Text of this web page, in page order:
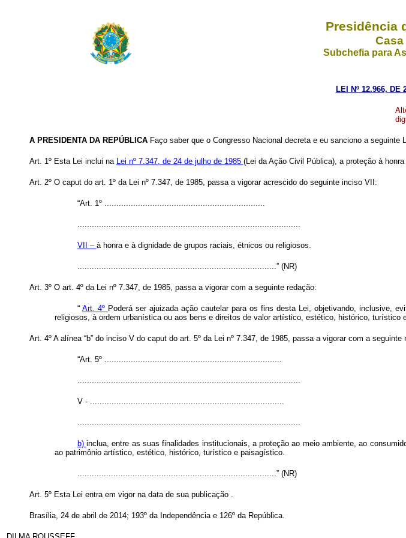
Presidência
Casa
Subchefia para
LEI Nº 12.966, DE
A PRESIDENTA DA REPÚBLICA Faço saber que o Congresso Nacional decreta e eu sanciono a seguinte
Art. 1º Esta Lei inclui na Lei nº 7.347, de 24 de julho de 1985 (Lei da Ação Civil Pública), a proteção à
Art. 2º O caput do art. 1º da Lei nº 7.347, de 1985, passa a vigorar acrescido do seguinte inciso VII:
“Art. 1º ...................................................................
VII – à honra e à dignidade de grupos raciais, étnicos ou religiosos.
...................................................................................” (NR)
Art. 3º O art. 4º da Lei nº 7.347, de 1985, passa a vigorar com a seguinte redação:
“ Art. 4º Poderá ser ajuizada ação cautelar para os fins desta Lei, objetivando, inclusive,
religiosos, à ordem urbanística ou aos bens e direitos de valor artístico, estético, histórico, turístico
Art. 4º A alínea “b” do inciso V do caput do art. 5º da Lei nº 7.347, de 1985, passa a vigorar com a seguinte
“Art. 5º ..........................................................................
V - .................................................................................
b) inclua, entre as suas finalidades institucionais, a proteção ao meio ambiente, ao
ao patrimônio artístico, estético, histórico, turístico e paisagístico.
...................................................................................” (NR)
Art. 5º Esta Lei entra em vigor na data de sua publicação
Brasília, 24 de abril de 2014; 193º da Independência e 126º da República.